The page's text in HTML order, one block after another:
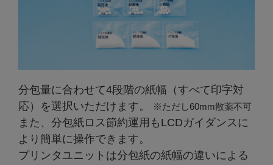
分包量に合わせて4段階の紙幅（すべて印字対
応）を選択いただけます。
※ただし60mm散薬不可
また、分包紙ロス節約運用もLCDガイダンスに
より簡単に操作できます。
プリンタユニットは分包紙の紙幅の違いによる